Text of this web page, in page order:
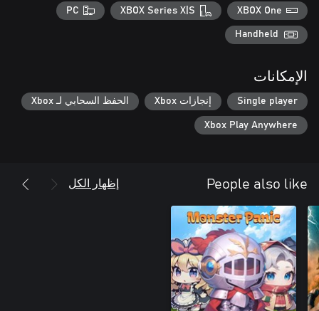
XBOX One
XBOX Series X|S
PC
Handheld
الإمكانات
Single player إنجازات Xbox الحفظ السحابي لـ Xbox
Xbox Play Anywhere
People also like إظهار الكل